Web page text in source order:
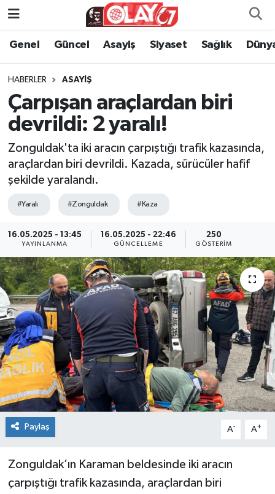
Genel Güncel Asayiş Siyaset Sağlık
HABERLER ASAYIŞ
Çarpışan araçlardan biri
devrildi: 2 yaralı!
Zonguldak'ta iki aracın çarpıştığı trafik kazasında,
araçlardan biri devrildi. Kazada, sürücüler hafif
şekilde yaralandı.
#Yaralı #Zonguldak #Kaza
16.05.2025 - 13:45
YAYINLANMA
16.05.2025 - 22:46
GÜNCELLEME
250
GÖSTERIM
Paylaş A- A+
Zonguldak’ın Karaman beldesinde iki aracın
çarpıştığı trafik kazasında, araçlardan biri
KATEGORİSİZ
ANA SAYFA
Genel
Siyaset
Sağlık
Kültür Sanat
Dünya
Spor
Bilim veTeknoloji
Eğitim
SEKTÖR
haber ara
Genel
Güncel
Asayiş
Dünya
Kültür Sanat
Eğitim
Spor
Zonguldak Nöbetçi Eczaneler
Zonguldak Hava Durumu
Zonguldak Namaz Vakitleri
Süper Lig Puan Durumu ve Fikstür
Tüm Manşetler
Son Dakika Haberleri
Haber Arşivi